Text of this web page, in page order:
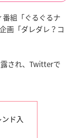
組「ぐるぐるナ
画「ダレダレ？コ
され、Twitterで
ド入